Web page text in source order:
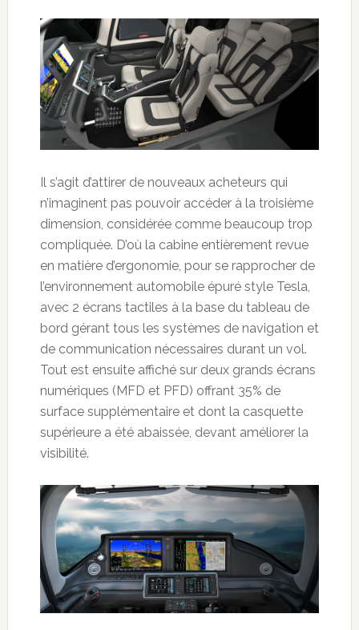
Il s’agit d’attirer de nouveaux acheteurs qui
n’imaginent pas pouvoir accéder à la troisième
dimension, considérée comme beaucoup trop
compliquée. D’où la cabine entièrement revue
en matière d’ergonomie, pour se rapprocher de
l’environnement automobile épuré style Tesla,
avec 2 écrans tactiles à la base du tableau de
bord gérant tous les systèmes de navigation et
de communication nécessaires durant un vol.
Tout est ensuite affiché sur deux grands écrans
numériques (MFD et PFD) offrant 35% de
surface supplémentaire et dont la casquette
supérieure a été abaissée, devant améliorer la
visibilité.